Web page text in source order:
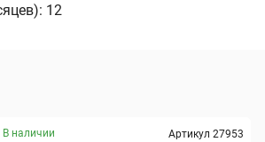
12
В наличии Артикул 27953